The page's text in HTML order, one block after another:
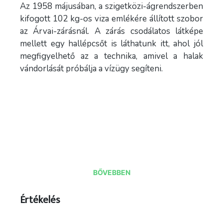
Az 1958 májusában, a szigetközi-ágrendszerben
kifogott 102 kg-os viza emlékére állított szobor
az Árvai-zárásnál. A zárás csodálatos látképe
mellett egy hallépcsőt is láthatunk itt, ahol jól
megfigyelhető az a technika, amivel a halak
vándorlását próbálja a vízügy segíteni.
forrás: asvanyraro.hu
BŐVEBBEN
Értékelés